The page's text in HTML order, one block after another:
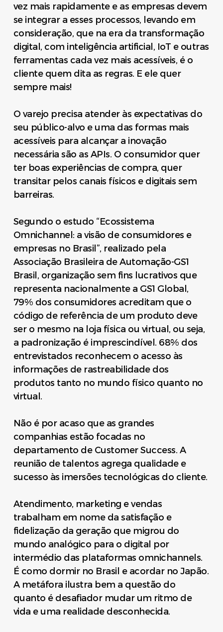
vez mais rapidamente e as empresas devem
se integrar a esses processos, levando em
consideração, que na era da transformação
digital, com inteligência artificial, IoT e outras
ferramentas cada vez mais acessíveis, é o
cliente quem dita as regras. E ele quer
sempre mais!
O varejo precisa atender às expectativas do
seu público-alvo e uma das formas mais
acessíveis para alcançar a inovação
necessária são as APIs. O consumidor quer
ter boas experiências de compra, quer
transitar pelos canais físicos e digitais sem
barreiras.
Segundo o estudo “Ecossistema
Omnichannel: a visão de consumidores e
empresas no Brasil”, realizado pela
Associação Brasileira de Automação-GS1
Brasil, organização sem fins lucrativos que
representa nacionalmente a GS1 Global,
79% dos consumidores acreditam que o
código de referência de um produto deve
ser o mesmo na loja física ou virtual, ou seja,
a padronização é imprescindível. 68% dos
entrevistados reconhecem o acesso às
informações de rastreabilidade dos
produtos tanto no mundo físico quanto no
virtual.
Não é por acaso que as grandes
companhias estão focadas no
departamento de Customer Success. A
reunião de talentos agrega qualidade e
sucesso às imersões tecnológicas do cliente.
Atendimento, marketing e vendas
trabalham em nome da satisfação e
fidelização da geração que migrou do
mundo analógico para o digital por
intermédio das plataformas omnichannels.
É como dormir no Brasil e acordar no Japão.
A metáfora ilustra bem a questão do
quanto é desafiador mudar um ritmo de
vida e uma realidade desconhecida.